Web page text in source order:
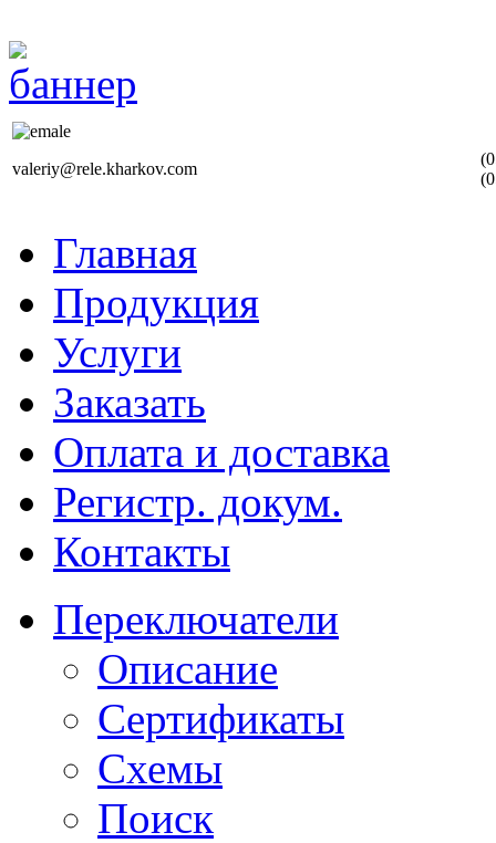
valeriy@rele.kharkov.com
Главная
Продукция
Услуги
Заказать
Оплата и доставка
Регистр. докум.
Контакты
Переключатели
Описание
Сертификаты
Схемы
Поиск